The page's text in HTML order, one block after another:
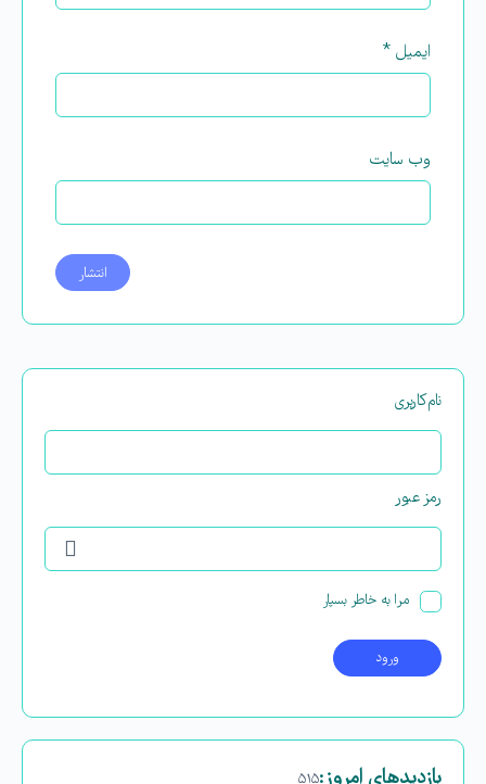
ایمیل *
وب‌ سایت
نام‌کاربری
رمز عبور
مرا به خاطر بسپار